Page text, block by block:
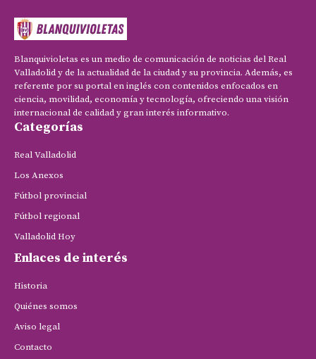
Blanquivioletas es un medio de comunicación de noticias del Real
Valladolid y de la actualidad de la ciudad y su provincia. Además, es
referente por su portal en inglés con contenidos enfocados en
ciencia, movilidad, economía y tecnología, ofreciendo una visión
internacional de calidad y gran interés informativo.
Categorías
Real Valladolid
Los Anexos
Fútbol provincial
Fútbol regional
Valladolid Hoy
Enlaces de interés
Historia
Quiénes somos
Aviso legal
Contacto